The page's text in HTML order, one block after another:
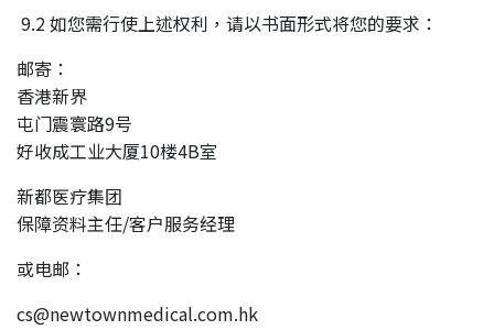
9.2 如您需行使上述权利，请以书面形式将您的要求：
邮寄：
香港新界
屯门震寰路9号
好收成工业大厦10楼4B室
新都医疗集团
保障资料主任/客户服务经理
或电邮：
cs@newtownmedical.com.hk